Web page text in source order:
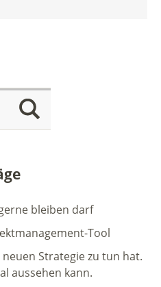
bleiben darf
Tool
Strategie zu tun hat.
aussehen kann.